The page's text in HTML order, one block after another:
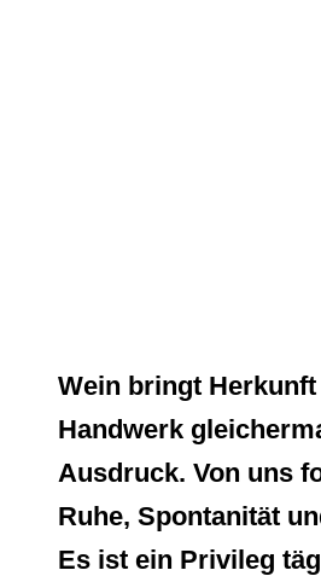
Wein bringt Herkunft
Handwerk
Ausdruck. Von uns
Ruhe, Spontanität
Es ist ein Privileg